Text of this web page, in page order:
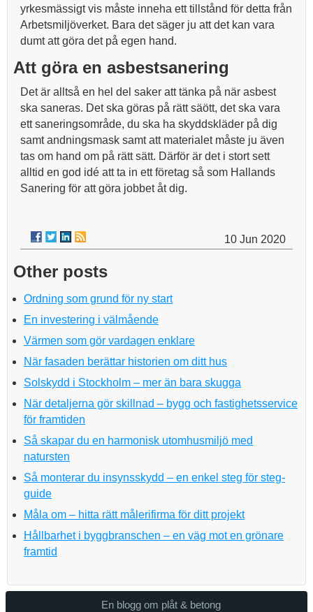
yrkesmässigt vis måste inneha ett tillstånd för detta från
Arbetsmiljöverket. Bara det säger ju att det kan vara
dumt att göra det på egen hand.
Att göra en asbestsanering
Det är alltså en hel del saker att tänka på när asbest
ska saneras. Det ska göras på rätt säött, det ska vara
ett saneringsområde, du ska ha skyddskläder på dig
samt andningsmask samt att materialet måste ju även
tas om hand om på rätt sätt. Därför är det i stort sett
alltid en god idé att ta in ett företag så som Hallands
Sanering för att göra jobbet åt dig.
10 Jun 2020
Other posts
Ordning som grund för ny start
En investering i välmående
Värmen som gör vardagen enklare
När fasaden berättar historien om ditt hus
Solskydd i Stockholm – mer än bara skugga
När detaljerna gör skillnad – bygg och fastighetsservice
för framtiden
Så skapar du en harmonisk utomhusmiljö med
natursten
Så monterar du insynsskydd – en enkel steg för steg-
guide
Måla om – hitta rätt målerifirma för ditt projekt
Hållbarhet i byggbranschen – en väg mot en grönare
framtid
En blogg om plåt & betong